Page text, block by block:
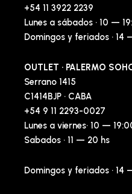
+54 11 3922 2239
Lunes a sábados · 10 —
Domingos y feriados · 14
OUTLET · PALERMO
Serrano 1415
C1414BJP · CABA
+54 9 11 2293-0027
Lunes a viernes· 10 —
Sabados · 11 — 20 hs
Domingos y feriados · 14